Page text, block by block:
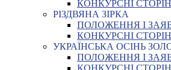
КОНКУРСНІ
РІЗДВЯНА ЗІРКА
ПОЛОЖЕННЯ І
КОНКУРСНІ
УКРАЇНСЬКА ОСІНЬ
ПОЛОЖЕННЯ І
КОНКУРСНІ